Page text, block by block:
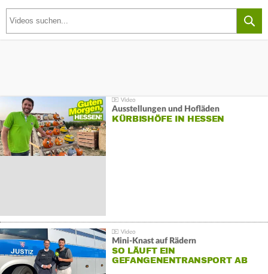
Ausstellungen und Hofläden
KÜRBISHÖFE IN HESSEN
Mini-Knast auf Rädern
SO LÄUFT EIN
GEFANGENENTRANSPORT AB